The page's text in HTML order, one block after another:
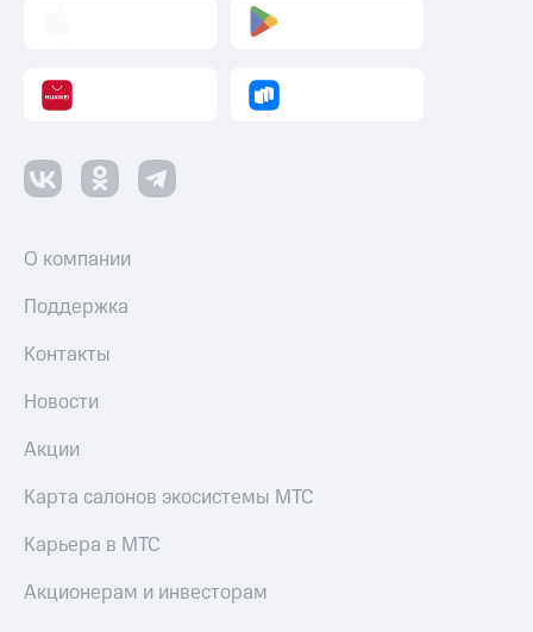
О компании
Поддержка
Контакты
Новости
Акции
Карта салонов экосистемы МТС
Карьера в МТС
Акционерам и инвесторам